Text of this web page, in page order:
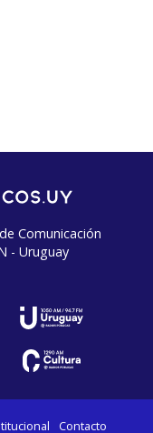
Comunicación
- Uruguay
Contacto